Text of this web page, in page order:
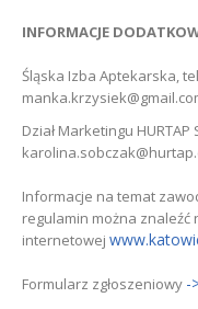
INFORMACJE
Śląska Izba Aptekarska,
Dział Marketingu HURTAP
Informacje na temat
regulamin można znaleźć
internetowej
Formularz zgłoszeniowy -